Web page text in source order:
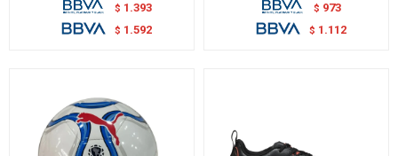
$ 1.393
$ 1.592
$ 973
$ 1.112